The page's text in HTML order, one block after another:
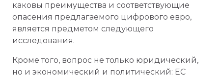
каковы преимущества и соответствующие
опасения предлагаемого цифрового евро,
является предметом следующего
исследования.
Кроме того, вопрос не только юридический,
но и экономический и политический: ЕС